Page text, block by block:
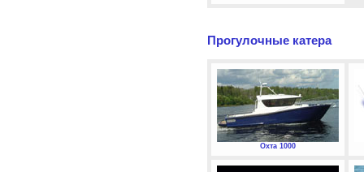
Прогулочные катера
Охта 1000